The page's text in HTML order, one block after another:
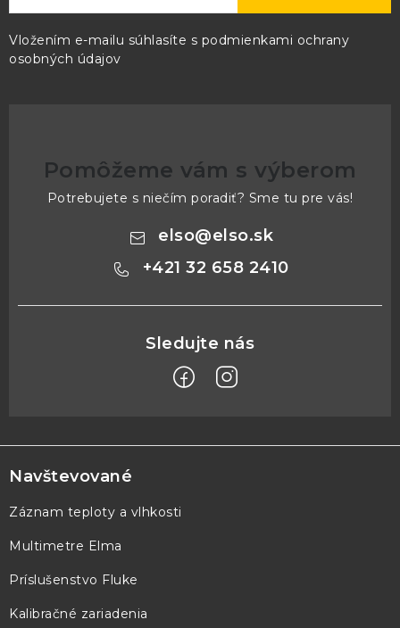
Vložením e-mailu súhlasíte s podmienkami ochrany
osobných údajov
Pomôžeme vám s výberom
Potrebujete s niečím poradiť? Sme tu pre vás!
elso@elso.sk
+421 32 658 2410
á
p
ä
e
Navštevované
Záznam teploty a vlhkosti
Multimetre Elma
Príslušenstvo Fluke
Kalibračné zariadenia